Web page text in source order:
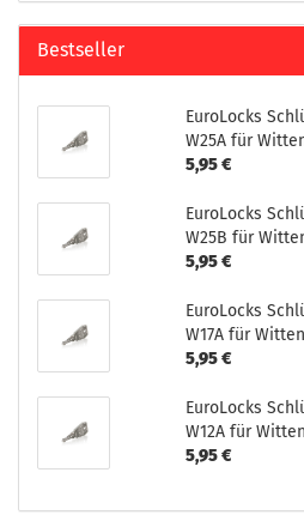
Bestseller
EuroLocks
W25A für
5,95 €
EuroLocks
W25B für
5,95 €
EuroLocks
W17A für
5,95 €
EuroLocks
W12A für
5,95 €